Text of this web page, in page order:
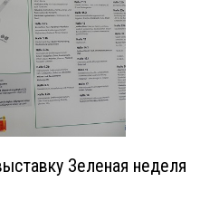
Зеленая неделя